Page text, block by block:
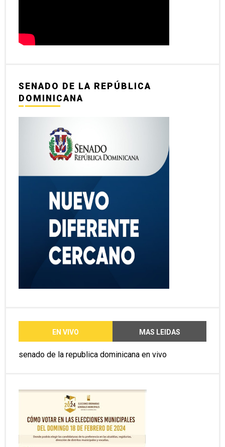
SENADO DE LA REPÚBLICA
DOMINICANA
EN VIVO MAS LEIDAS
senado de la republica dominicana en vivo